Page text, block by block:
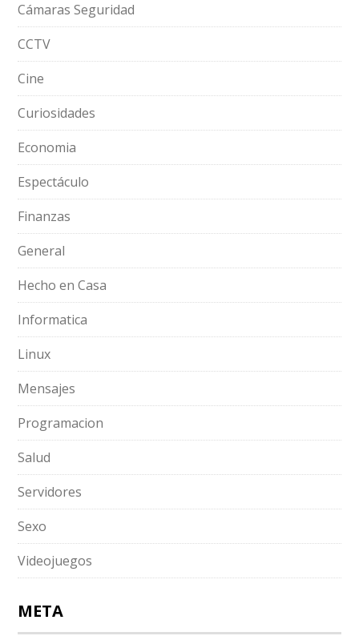
Cámaras Seguridad
CCTV
Cine
Curiosidades
Economia
Espectáculo
Finanzas
General
Hecho en Casa
Informatica
Linux
Mensajes
Programacion
Salud
Servidores
Sexo
Videojuegos
META